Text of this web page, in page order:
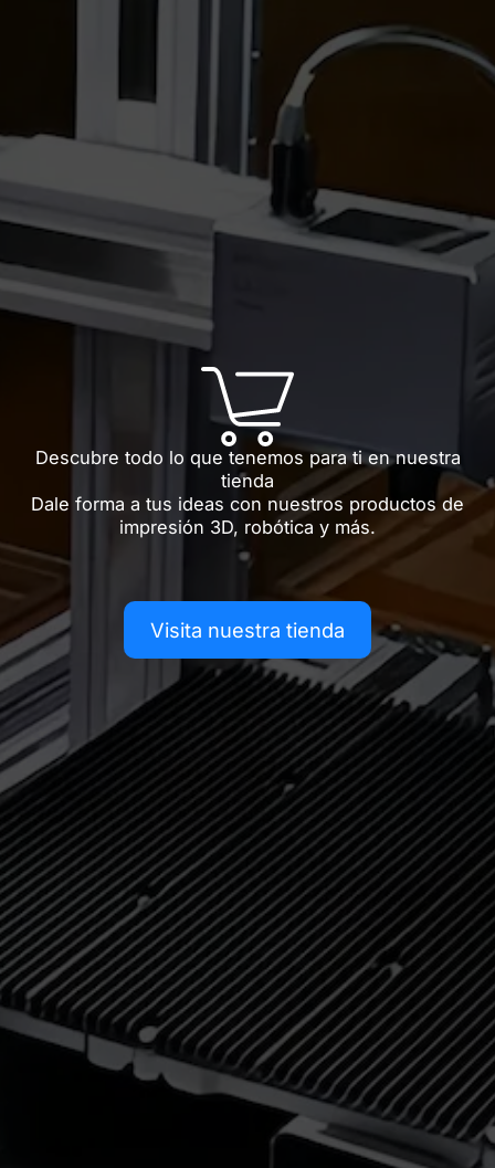
Descubre todo lo que tenemos para ti en nuestra
tienda
Dale forma a tus ideas con nuestros productos de
impresión 3D, robótica y más.
Visita nuestra tienda